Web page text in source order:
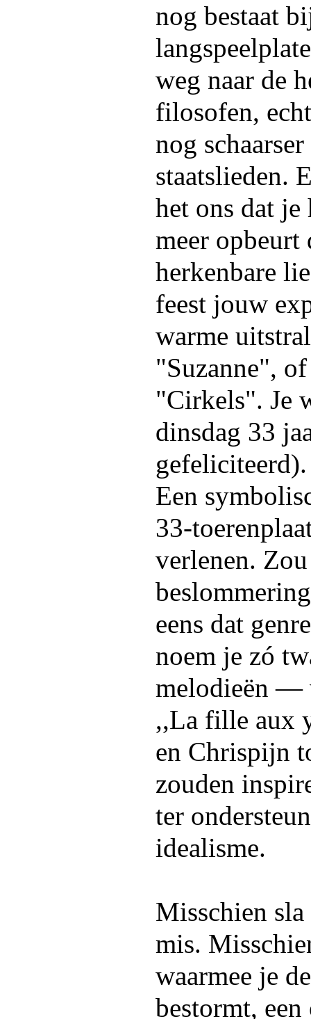
nog bestaat
weg naar de
filosofen,
nog
staatslieden.
het ons dat
meer opbeurt
herkenbare
feest jouw
warme
"Suzanne",
"Cirkels". Je
dinsdag 33
gefeliciteerd).
Een
33-
verlenen.
eens dat
noem je zó
melodieën —
,,La fille aux
en Chrispijn
zouden
ter
idealisme.
Misschien
mis.
waarmee je
bestormt,